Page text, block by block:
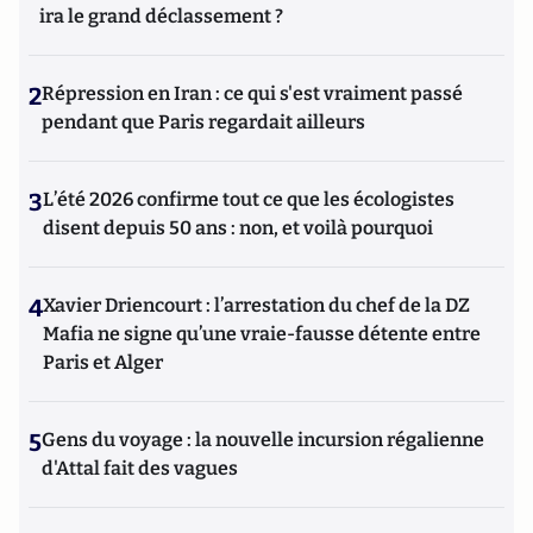
ira le grand déclassement ?
2Répression en Iran : ce qui s'est vraiment passé
pendant que Paris regardait ailleurs
3L’été 2026 confirme tout ce que les écologistes
disent depuis 50 ans : non, et voilà pourquoi
4Xavier Driencourt : l’arrestation du chef de la DZ
Mafia ne signe qu’une vraie-fausse détente entre
Paris et Alger
5Gens du voyage : la nouvelle incursion régalienne
d'Attal fait des vagues